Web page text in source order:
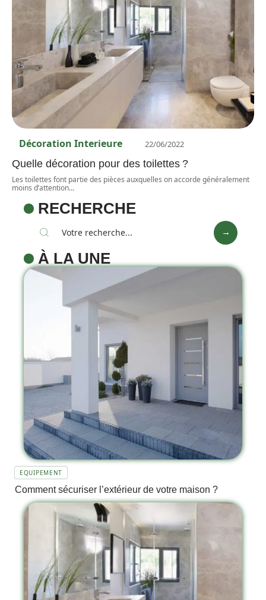
Décoration Interieure 22/06/2022
Quelle décoration pour des toilettes ?
Les toilettes font partie des pièces auxquelles on accorde généralement
moins d’attention…
RECHERCHE
À LA UNE
EQUIPEMENT
Comment sécuriser l’extérieur de votre maison ?